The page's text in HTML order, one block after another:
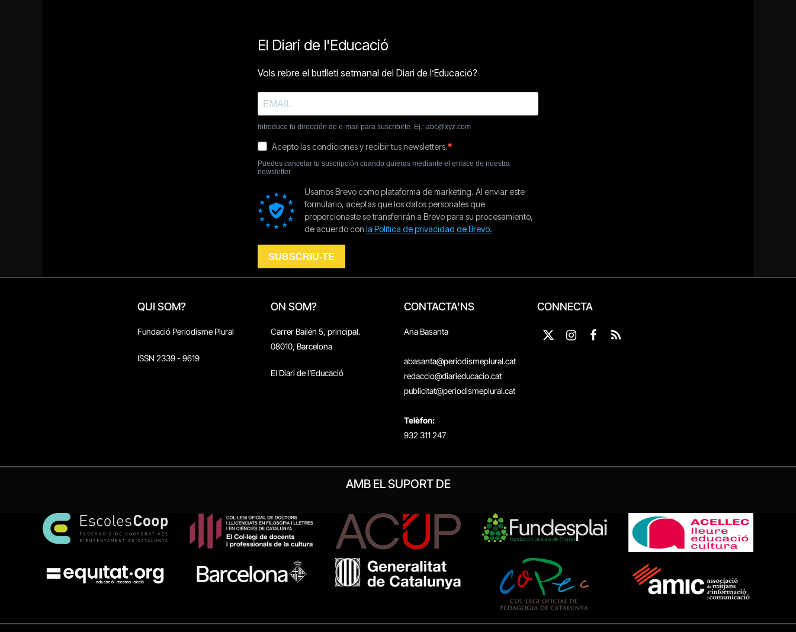
QUI SOM?
Fundació Periodisme Plural
ISSN 2339 - 9619
ON SOM?
Carrer Bailén 5, principal.
08010, Barcelona
El Diari de l'Educació
CONTACTA'NS
Ana Basanta
abasanta@periodismeplural.cat
redaccio@diarieducacio.cat
publicitat@periodismeplural.cat
Telèfon:
932 311 247
CONNECTA
X
Instagram
Facebook
RSS
AMB EL SUPORT DE